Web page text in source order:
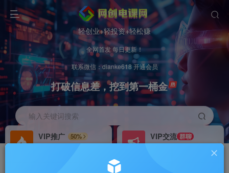
轻创业+轻投资+轻松赚
全网首发 每日更新！
联系微信：dianke618 开通会员
打破信息差，挖到第一桶金
输入关键词搜索
VIP推广
50%
VIP交流 群聊
研究探讨更多创业项目路子。